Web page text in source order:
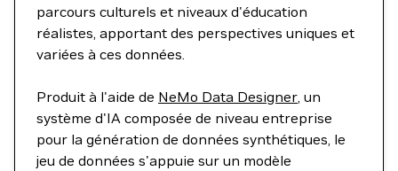
parcours culturels et niveaux d'éducation
réalistes, apportant des perspectives uniques et
variées à ces données.
Produit à l'aide de NeMo Data Designer , un
système d'IA composée de niveau entreprise
pour la génération de données synthétiques, le
jeu de données s'appuie sur un modèle